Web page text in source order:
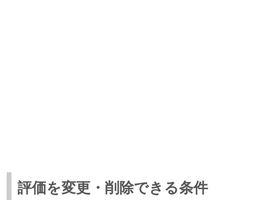
評価を変更・削除できる条件